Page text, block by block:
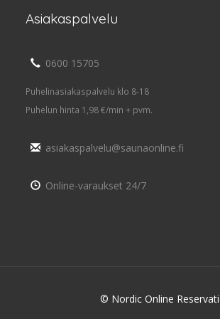
Asiakaspalvelu
0600 15705
Puhelinasiakaspalvelu klo 8-18
Puhelun hinta 1,98 €/min + pvm.
asiakaspalvelu@saunaonline.fi
Online-varaukset 24/7
© Nordic Online